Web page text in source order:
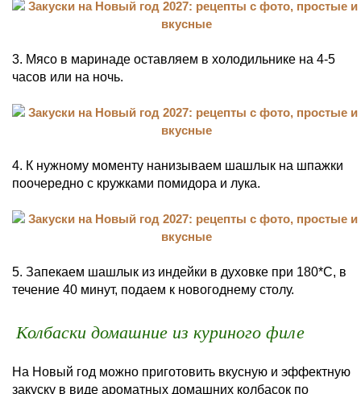
3. Мясо в маринаде оставляем в холодильнике на 4-5
часов или на ночь.
4. К нужному моменту нанизываем шашлык на шпажки
поочередно с кружками помидора и лука.
5. Запекаем шашлык из индейки в духовке при 180*С, в
течение 40 минут, подаем к новогоднему столу.
Колбаски домашние из куриного филе
На Новый год можно приготовить вкусную и эффектную
закуску в виде ароматных домашних колбасок по